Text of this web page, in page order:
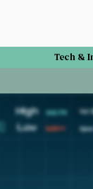
Tech &